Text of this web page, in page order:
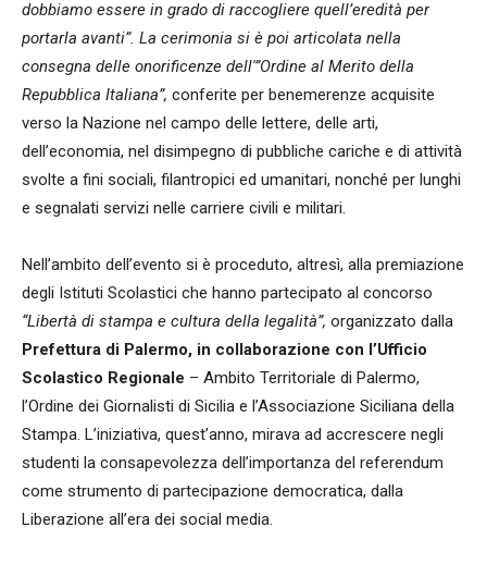
dobbiamo essere in grado di raccogliere quell’eredità per
portarla avanti”. La cerimonia si è poi articolata nella
consegna delle onorificenze dell'”Ordine al Merito della
Repubblica Italiana”, conferite per benemerenze acquisite
verso la Nazione nel campo delle lettere, delle arti,
dell’economia, nel disimpegno di pubbliche cariche e di attività
svolte a fini sociali, filantropici ed umanitari, nonché per lunghi
e segnalati servizi nelle carriere civili e militari.
Nell’ambito dell’evento si è proceduto, altresì, alla premiazione
degli Istituti Scolastici che hanno partecipato al concorso
“Libertà di stampa e cultura della legalità”, organizzato dalla
Prefettura di Palermo, in collaborazione con l’Ufficio
Scolastico Regionale – Ambito Territoriale di Palermo,
l’Ordine dei Giornalisti di Sicilia e l’Associazione Siciliana della
Stampa. L’iniziativa, quest’anno, mirava ad accrescere negli
studenti la consapevolezza dell’importanza del referendum
come strumento di partecipazione democratica, dalla
Liberazione all’era dei social media.